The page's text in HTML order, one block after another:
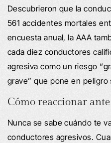
Descubrieron que la
561 accidentes mortales
encuesta anual, la AAA
cada diez conductores
agresiva como un riesgo
grave” que pone en peligro
Cómo reaccionar
Nunca se sabe cuándo te
conductores agresivos.